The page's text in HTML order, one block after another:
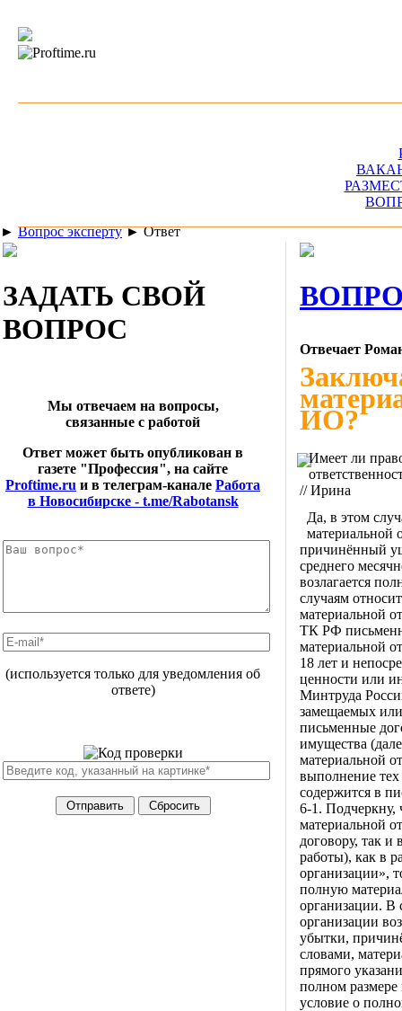
► Вопрос эксперту►Ответ
ЗАДАТЬ СВОЙ
ВОПРОС
Мы отвечаем на вопросы,
связанные с работой
Ответ может быть опубликован в
газете "Профессия", на сайте
Proftime.ru и в телеграм-канале Работа
в Новосибирске - t.me/Rabotansk
(используется только для уведомления об
ответе)
Отвечает
ИО?
Имеет ли
// Ирина
Да, в этом
материальной
причинённый
среднего
возлагается
случаям
материальной
ТК РФ
материальной
18 лет и
ценности или
Минтруда
замещаемых
письменные
имущества
материальной
выполнение
содержится в
6-1. Подчеркну,
материальной
договору, так
работы), как в
организации»,
полную
организации. В
организации
убытки,
словами,
прямого
полном размере
условие о